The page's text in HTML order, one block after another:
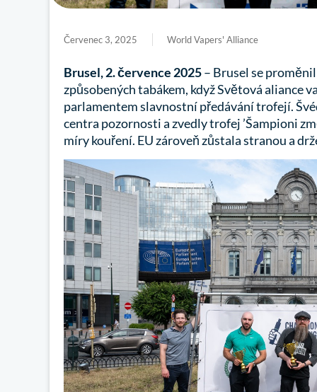
Červenec 3, 2025 World Vapers' Alliance
Brusel, 2. července 2025– Brusel se
způsobených tabákem, když Světová aliance
parlamentem slavnostní předávání trofejí.
centra pozornosti a zvedly trofej ’Šampioni
míry kouření. EU zároveň zůstala stranou a